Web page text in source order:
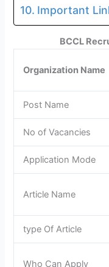
Important
BCCL
Organization Name
Post Name
No of Vacancies
Application Mode
Article Name
type Of Article
Who Can Apply